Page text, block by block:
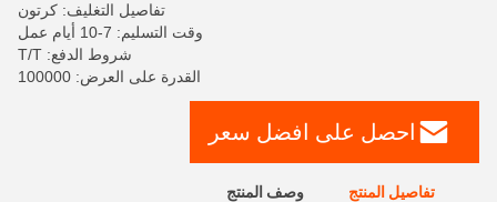
تفاصيل التغليف: كرتون
وقت التسليم: 7-10 أيام عمل
شروط الدفع: T/T
القدرة على العرض: 100000
احصل على افضل سعر
تفاصيل المنتج وصف المنتج